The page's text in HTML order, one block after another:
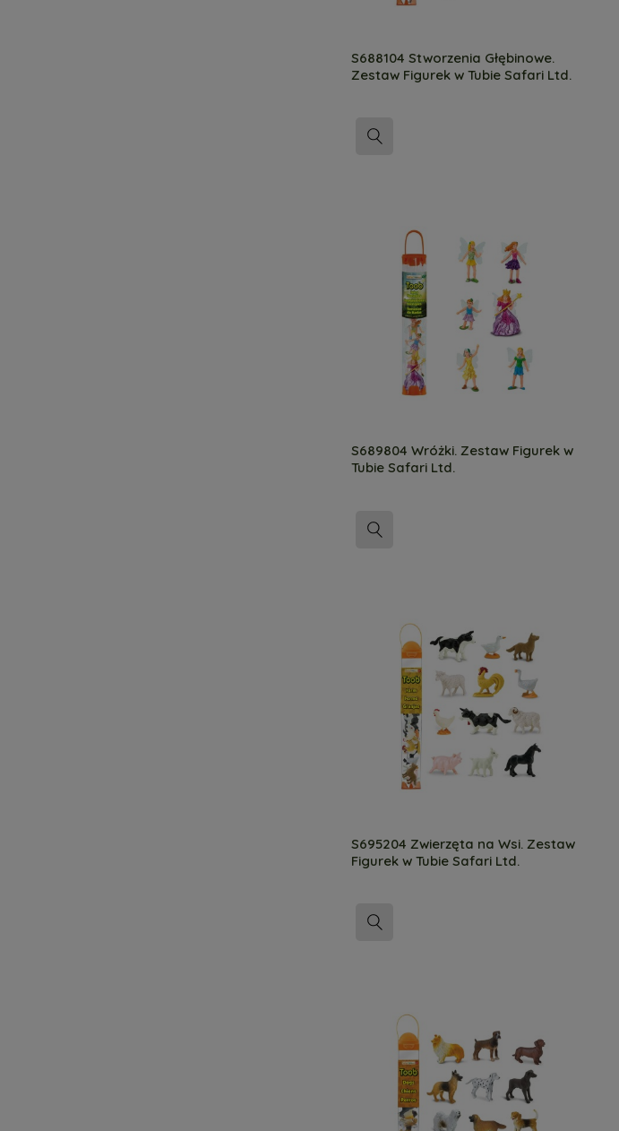
S688104 Stworzenia Głębinowe.
Zestaw Figurek w Tubie Safari Ltd.
S689804 Wróżki. Zestaw Figurek w
Tubie Safari Ltd.
S695204 Zwierzęta na Wsi. Zestaw
Figurek w Tubie Safari Ltd.